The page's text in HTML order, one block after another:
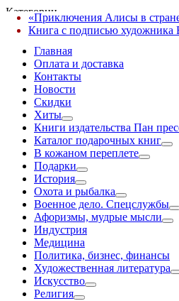
Категории
Главная
Оплата и доставка
Контакты
Новости
Скидки
Хиты
Книги издательства Пан
Каталог подарочных книг
В кожаном переплете
Подарки
История
Охота и рыбалка
Военное дело. Спецслужбы
Афоризмы, мудрые мысли
Индустрия
Медицина
Политика, бизнес, финансы
Художественная литература
Искусство
Религия
«Приключения Алисы в
Книга с подписью